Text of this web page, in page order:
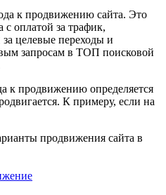
к продвижению сайта. Это
с оплатой за трафик,
за целевые переходы и
запросам в ТОП поисковой
к продвижению определяется
К примеру, если на